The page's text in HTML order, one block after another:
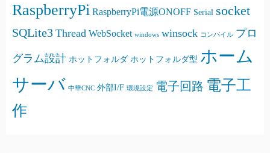
RaspberryPi RaspberryPi電源ONOFF Serial socket
SQLite3 Thread WebSocket windows winsock コンパイル プロ
グラム設計 ホットフォルダ ホットフォルダ型 ホーム
サーバ 中華CNC 外部I/F 環境設定 電子回路 電子工
作